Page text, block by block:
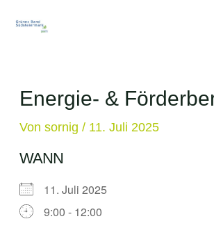
springen
Inhalt
Energie- &
Von sornig / 11. Juli 2025
WANN
11. Juli 2025
9:00 - 12:00